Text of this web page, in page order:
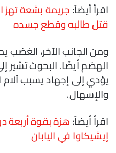
اقرأ أيضاً:جريمة بشعة
قتل طالبه وقطع جسده
ومن الجانب الآخر، الغضب
الهضم أيضًا. البحوث تشير
يؤدي إلى إجهاد يسبب
والإسهال.
اقرأ أيضاً:هزة بقوة
إيشيكاوا في اليابان